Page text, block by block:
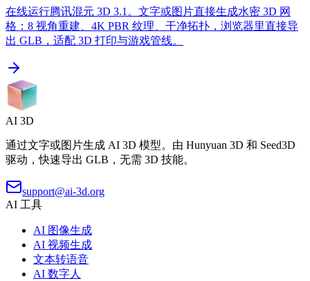
在线运行腾讯混元 3D 3.1。文字或图片直接生成水密 3D 网
格：8 视角重建、4K PBR 纹理、干净拓扑，浏览器里直接导
出 GLB，适配 3D 打印与游戏管线。
AI 3D
通过文字或图片生成 AI 3D 模型。由 Hunyuan 3D 和 Seed3D
驱动，快速导出 GLB，无需 3D 技能。
support@ai-3d.org
AI 工具
AI 图像生成
AI 视频生成
文本转语音
AI 数字人